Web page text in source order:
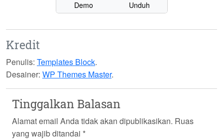
Demo Unduh
Kredit
Penulis: Templates Block.
Desainer: WP Themes Master.
Tinggalkan Balasan
Alamat email Anda tidak akan dipublikasikan. Ruas
yang wajib ditandai *